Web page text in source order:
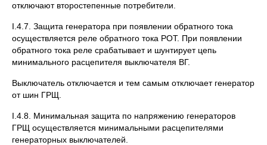
отключают второстепенные потребители.
I.4.7. Защита генератора при появлении обратного тока
осуществляется реле обратного тока РОТ. При появлении
обратного тока реле срабатывает и шунтирует цепь
минимального расцепителя выключателя ВГ.
Выключатель отключается и тем самым отключает генератор
от шин ГРЩ.
I.4.8. Минимальная защита по напряжению генераторов
ГРЩ осуществляется минимальными расцепителями
генераторных выключателей.